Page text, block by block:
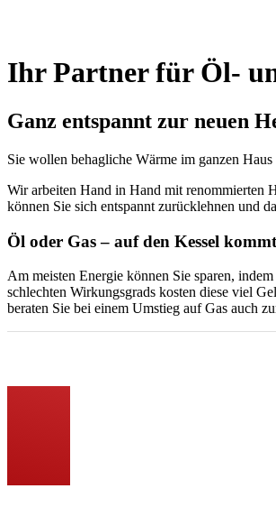
Ihr Partner für Öl-
Ganz entspannt zur neuen
Sie wollen behagliche Wärme im ganzen
Wir arbeiten Hand in Hand mit renommierten
können Sie sich entspannt zurücklehnen und
Öl oder Gas – auf den Kessel
Am meisten Energie können Sie sparen,
schlechten Wirkungsgrads kosten diese viel
beraten Sie bei einem Umstieg auf Gas auch